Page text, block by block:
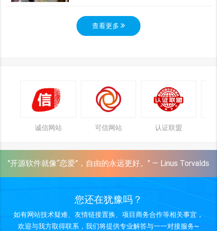
查看更多
诚信网站 可信网站 认证联盟
"开源软件就像“恋爱”，自由的永远更好。" — Linus Torvalds
您还在犹豫吗？
如有网站技术疑难、友情链接置换、项目商务合作等相关事宜，
欢迎与我方取得联系，我们将提供专业解答与一一对接服务~